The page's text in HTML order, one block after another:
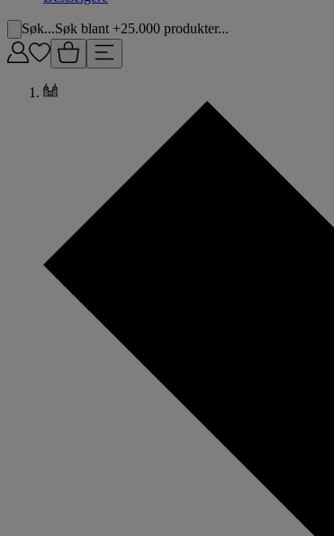
Søk...Søk blant +25.000 produkter...